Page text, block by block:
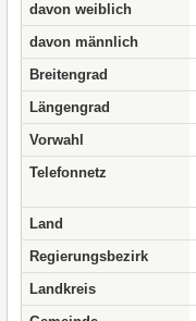
davon weiblich
davon männlich
Breitengrad
Längengrad
Vorwahl
Telefonnetz
Land
Regierungsbezirk
Landkreis